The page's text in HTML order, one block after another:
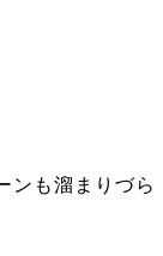
ンも溜まりづら